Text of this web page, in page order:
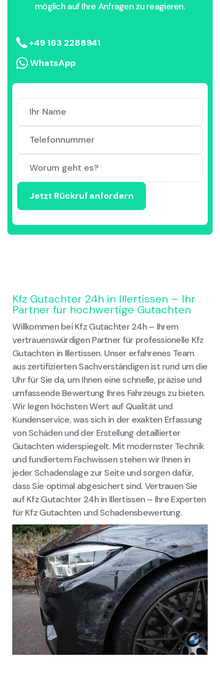
möglich auf Ihre Anfragen zu reagieren.
+49 163 2288941
WhatsApp
Kfz Gutachter 24h in Illertissen – Ihr
Partner für hochwertige Gutachten
Willkommen bei Kfz Gutachter 24h – Ihrem
vertrauenswürdigen Partner für professionelle Kfz
Gutachten in Illertissen. Unser erfahrenes Team
aus zertifizierten Sachverständigen ist rund um die
Uhr für Sie da, um Ihnen eine schnelle, präzise und
umfassende Bewertung Ihres Fahrzeugs zu bieten.
Wir legen höchsten Wert auf Qualität und
Kundenservice, was sich in der exakten Erfassung
von Schäden und der Erstellung detaillierter
Gutachten widerspiegelt. Mit modernster Technik
und fundiertem Fachwissen stehen wir Ihnen in
jeder Schadenslage zur Seite und sorgen dafür,
dass Sie optimal abgesichert sind. Vertrauen Sie
auf Kfz Gutachter 24h in Illertissen – Ihre Experten
für Kfz Gutachten und Schadensbewertung.